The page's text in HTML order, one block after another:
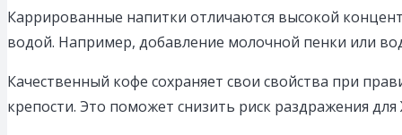
Каррированные напитки отличаются высокой
водой. Например, добавление молочной пенки или
Качественный кофе сохраняет свои свойства при
крепости. Это поможет снизить риск раздражения